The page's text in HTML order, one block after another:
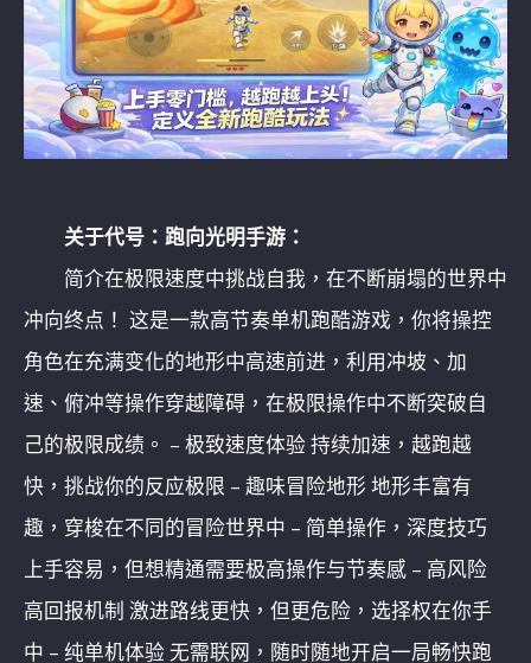
关于代号：跑向光明手游：
简介在极限速度中挑战自我，在不断崩塌的世界中
冲向终点！ 这是一款高节奏单机跑酷游戏，你将操控
角色在充满变化的地形中高速前进，利用冲坡、加
速、俯冲等操作穿越障碍，在极限操作中不断突破自
己的极限成绩。 – 极致速度体验 持续加速，越跑越
快，挑战你的反应极限 – 趣味冒险地形 地形丰富有
趣，穿梭在不同的冒险世界中 – 简单操作，深度技巧
上手容易，但想精通需要极高操作与节奏感 – 高风险
高回报机制 激进路线更快，但更危险，选择权在你手
中 – 纯单机体验 无需联网，随时随地开启一局畅快跑